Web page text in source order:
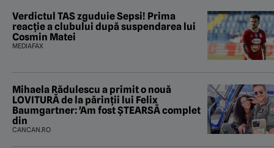
Verdictul TAS zguduie Sepsi! Prima
reacție a clubului după suspendarea lui
Cosmin Matei
MEDIAFAX
Mihaela Rădulescu a primit o nouă
LOVITURĂ de la părinții lui Felix
Baumgartner: 'Am fost ȘTEARSĂ complet
din
CANCAN.RO